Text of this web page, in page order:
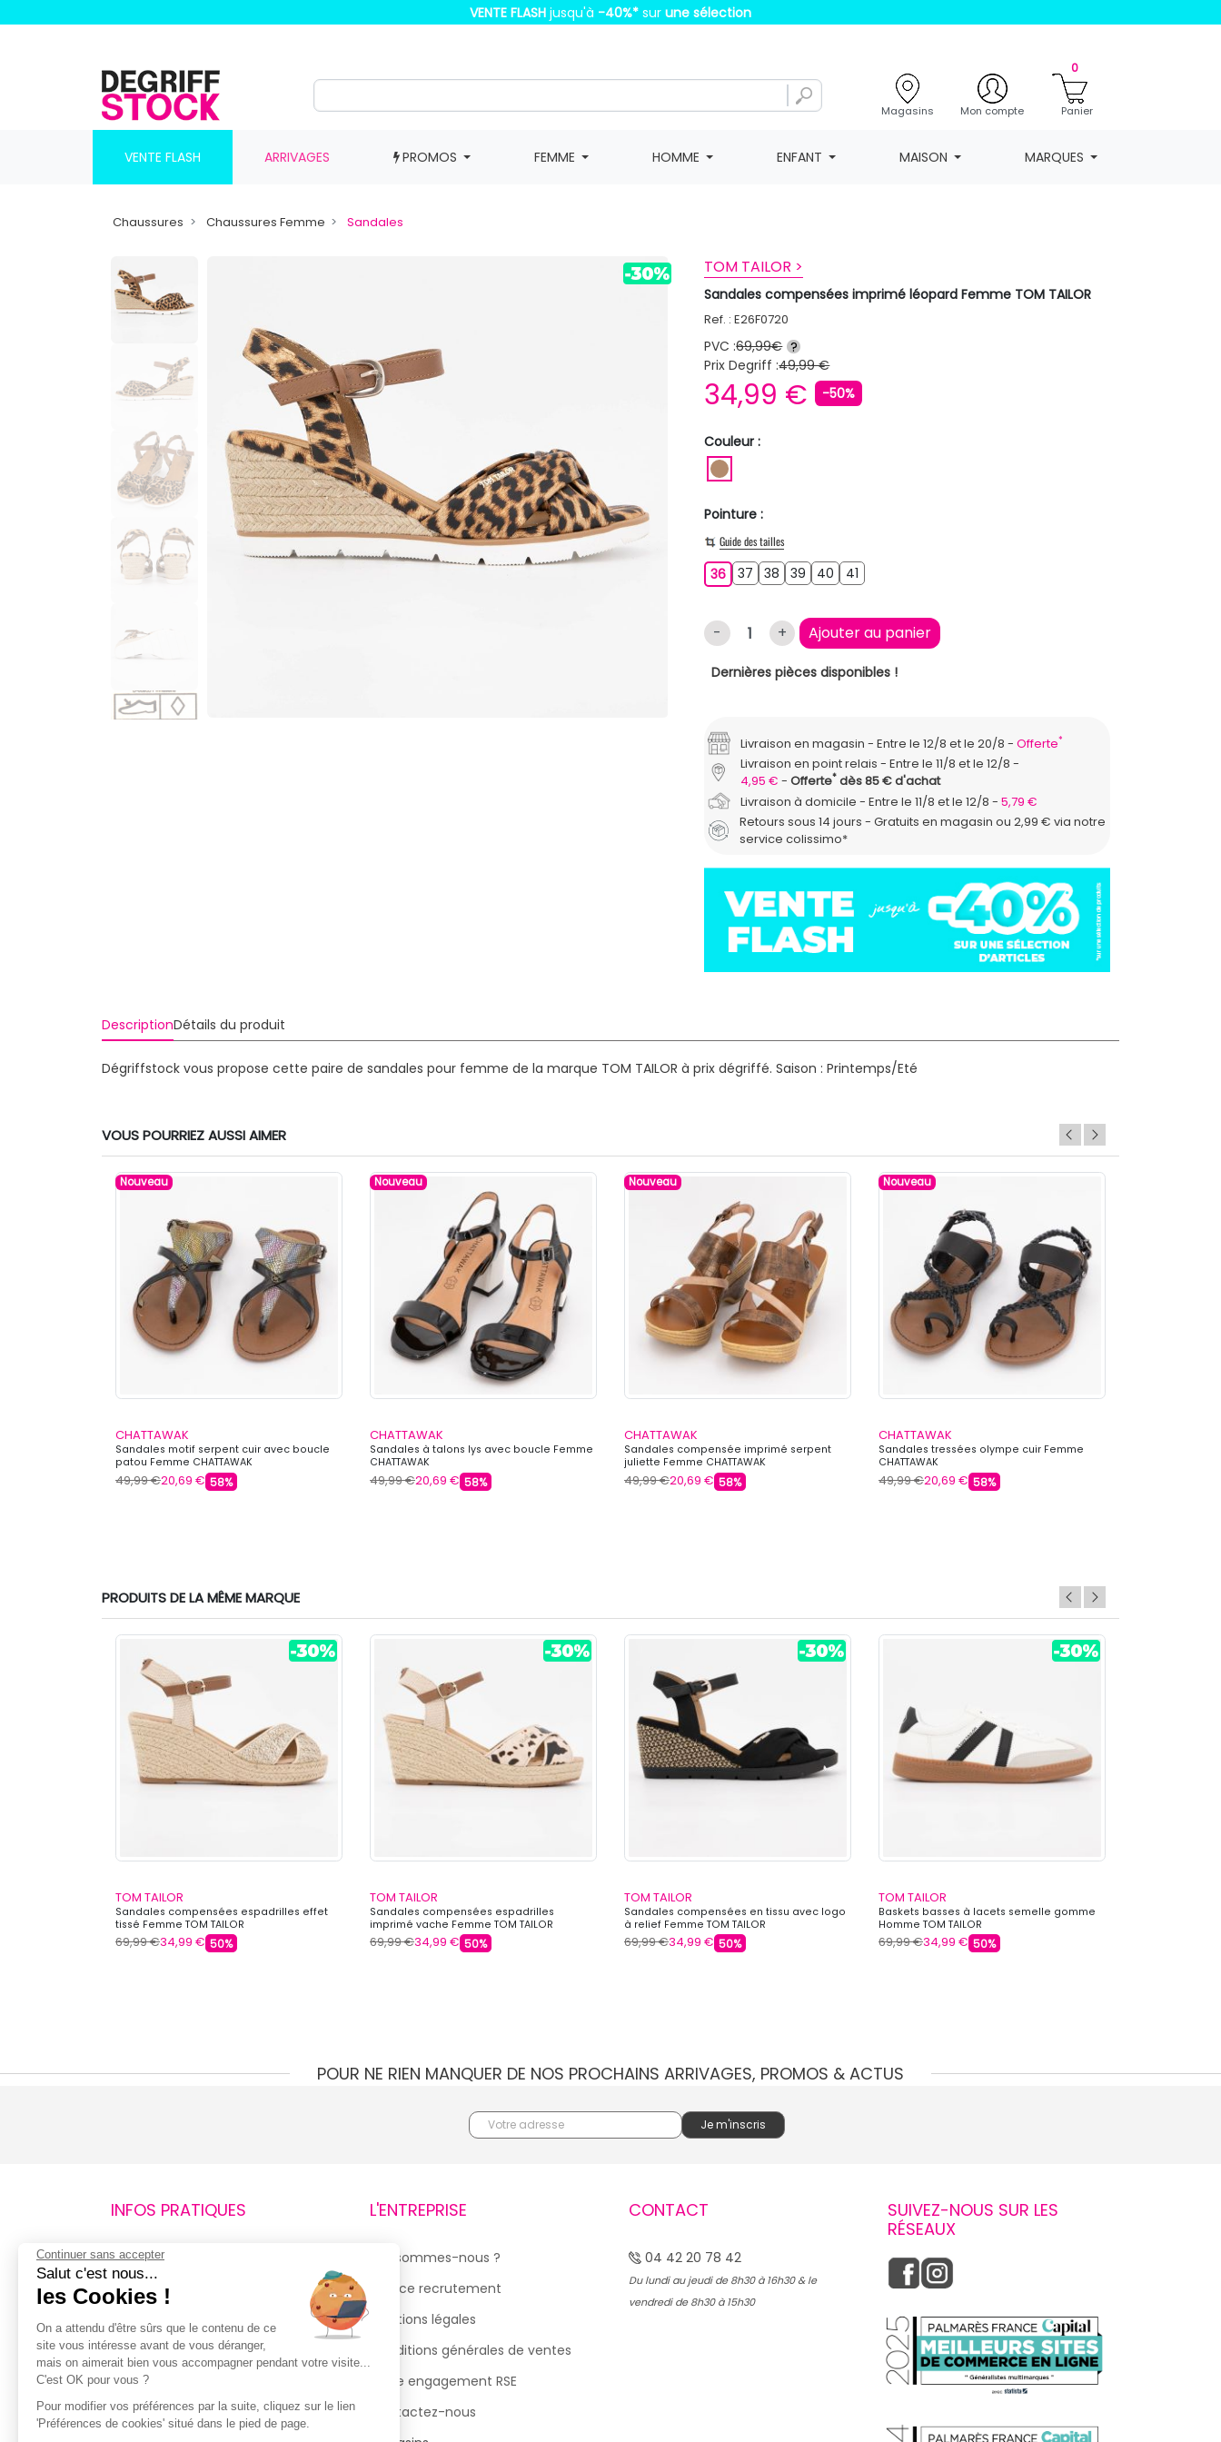
VENTE FLASH jusqu'à -40%* sur une sélection
Magasins Mon compte
0
Panier
VENTE FLASH ARRIVAGES PROMOS FEMME HOMME ENFANT MAISON MARQUES
Chaussures Chaussures Femme Sandales
TOM TAILOR >
Sandales compensées imprimé léopard Femme TOM TAILOR
Ref. : E26F0720
PVC :69,99€ ?
Prix Degriff :49,99 €
34,99 € -50%
Couleur :
Pointure :
Guide des tailles
363637 3738 3839 3940 4041
- + Ajouter au panier
Dernières pièces disponibles !
Livraison en magasin Entre le 12/8 et le 20/8 Offerte*
Livraison en point relais
Entre le 11/8 et le 12/8
4,95 €
Offerte*dès 85 € d'achat
Livraison à domicile
Entre le 11/8 et le 12/8
5,79 €
Retours sous 14 jours - Gratuits en magasin ou 2,99 € via notre
service colissimo*
DescriptionDétails du produit
Dégriffstock vous propose cette paire de sandales pour femme de la marque TOM TAILOR à prix dégriffé. Saison : Printemps/Eté
VOUS POURRIEZ AUSSI AIMER
Nouveau
CHATTAWAK
Sandales motif serpent cuir avec boucle
patou Femme CHATTAWAK
49,99 €20,69 € 58%
Nouveau
CHATTAWAK
Sandales à talons lys avec boucle Femme
CHATTAWAK
49,99 €20,69 € 58%
Nouveau
CHATTAWAK
Sandales compensée imprimé serpent
juliette Femme CHATTAWAK
49,99 €20,69 € 58%
Nouveau
CHATTAWAK
Sandales tressées olympe cuir Femme
CHATTAWAK
49,99 €20,69 € 58%
PRODUITS DE LA MÊME MARQUE
TOM TAILOR
Sandales compensées espadrilles effet
tissé Femme TOM TAILOR
69,99 €34,99 € 50%
TOM TAILOR
Sandales compensées espadrilles
imprimé vache Femme TOM TAILOR
69,99 €34,99 € 50%
TOM TAILOR
Sandales compensées en tissu avec logo
à relief Femme TOM TAILOR
69,99 €34,99 € 50%
TOM TAILOR
Baskets basses à lacets semelle gomme
Homme TOM TAILOR
69,99 €34,99 € 50%
POUR NE RIEN MANQUER DE NOS PROCHAINS ARRIVAGES, PROMOS & ACTUS
INFOS PRATIQUES
Retours et remboursements
Suivi de commande
Livraisons
Guide des tailles
Politique de confidentialité
Conditions générales d’utilisation
de la Carte de Fidélité
L'ENTREPRISE
Qui sommes-nous ?
Espace recrutement
Mentions légales
Conditions générales de ventes
Notre engagement RSE
Contactez-nous
CONTACT
04 42 20 78 42
Du lundi au jeudi de 8h30 à 16h30 & le
vendredi de 8h30 à 15h30
SUIVEZ-NOUS SUR LES
RÉSEAUX
Continuer sans accepter
Salut c'est nous...
les Cookies !
On a attendu d'être sûrs que le contenu de ce
site vous intéresse avant de vous déranger,
mais on aimerait bien vous accompagner pendant votre visite...
C'est OK pour vous ?
Pour modifier vos préférences par la suite, cliquez sur le lien
'Préférences de cookies' situé dans le pied de page.